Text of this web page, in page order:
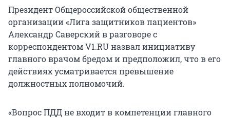
Президент Общероссийской общественной
организации «Лига защитников пациентов»
Александр Саверский в разговоре с
корреспондентом V1.RU назвал инициативу
главного врачом бредом и предположил, что в его
действиях усматривается превышение
должностных полномочий.
«Вопрос ПДД не входит в компетенции главного